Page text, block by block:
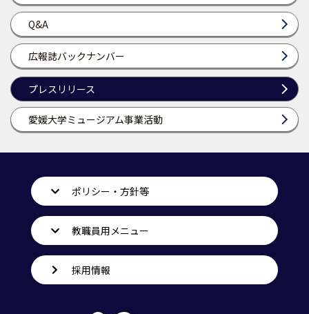
Q&A
広報誌バックナンバー
プレスリリース
愛媛大学ミュージアム事業活動
ポリシー・方針等
教職員用メニュー
採用情報